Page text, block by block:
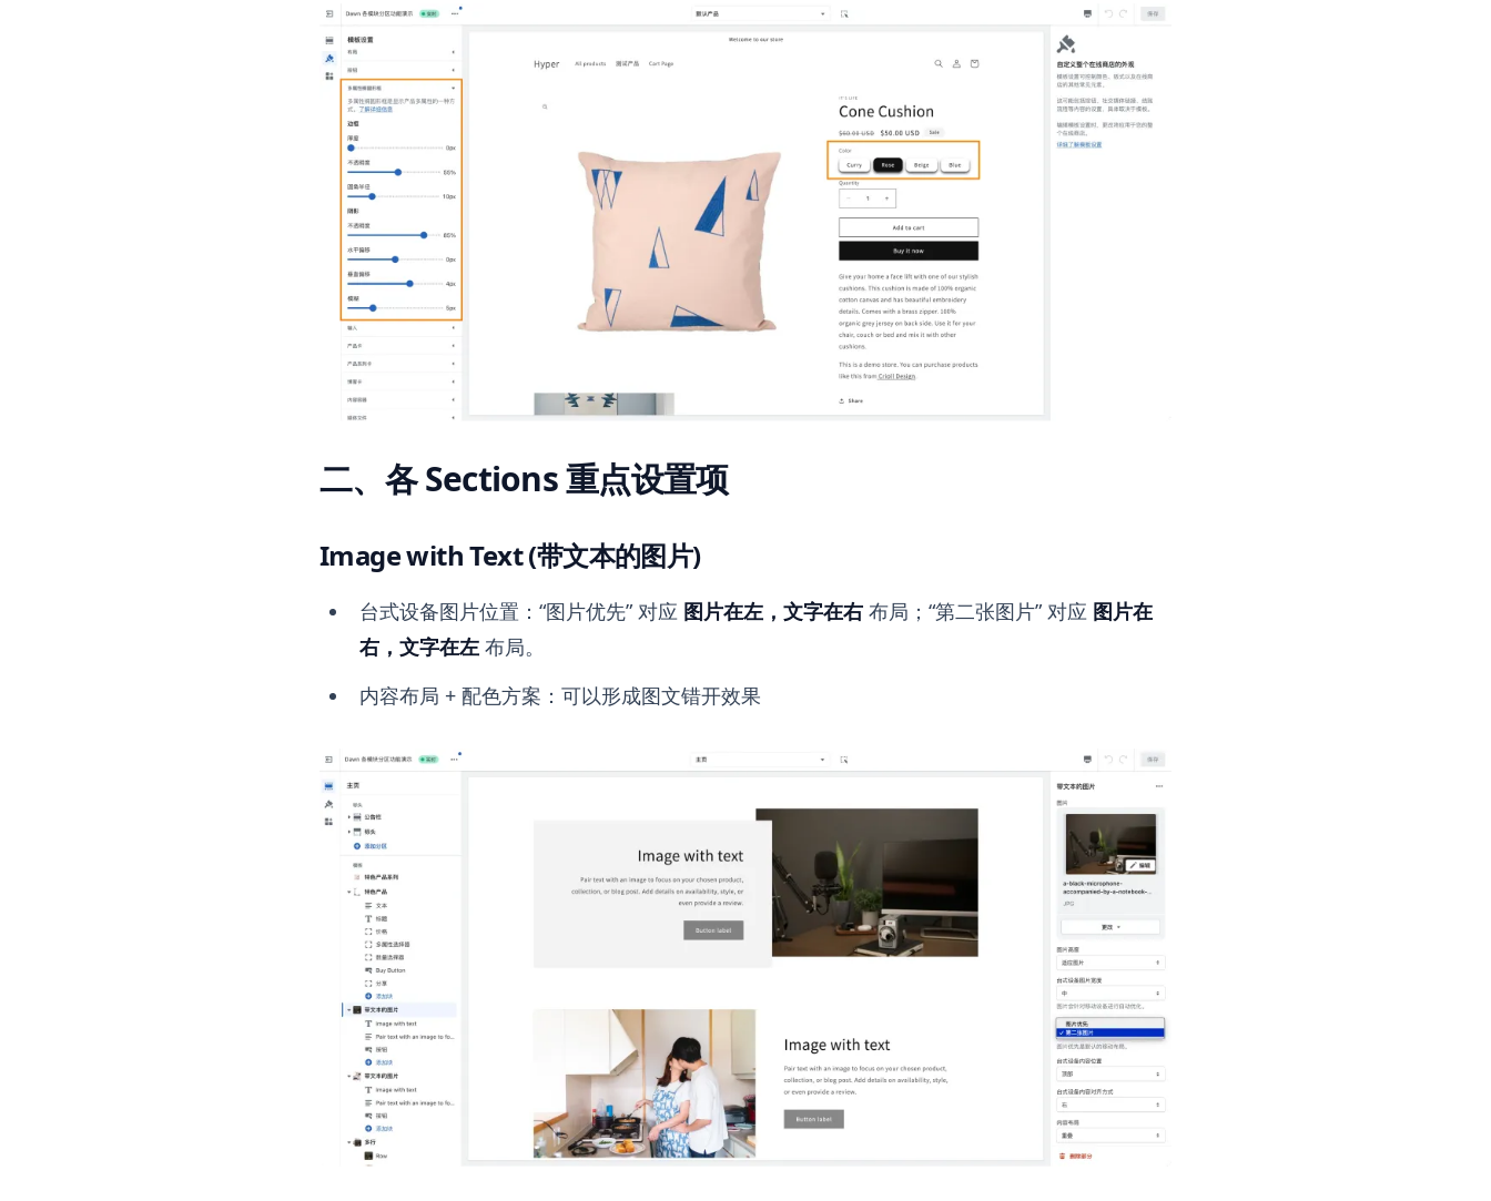
二、各 Sections 重点设置项
Image with Text (带文本的图片)
台式设备图片位置：“图片优先” 对应 图片在左，文字在右布局；“第二张图片” 对应 图片在
右，文字在左布局。
内容布局 + 配色方案：可以形成图文错开效果